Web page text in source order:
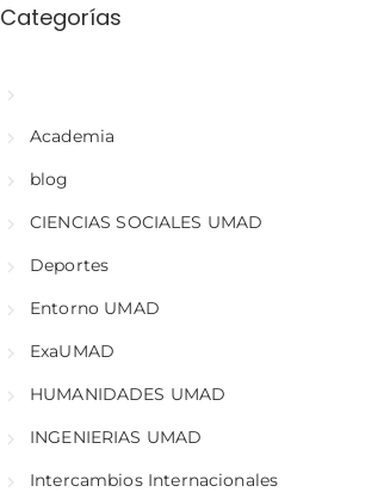
Categorías
Academia
blog
CIENCIAS SOCIALES UMAD
Deportes
Entorno UMAD
ExaUMAD
HUMANIDADES UMAD
INGENIERIAS UMAD
Intercambios Internacionales